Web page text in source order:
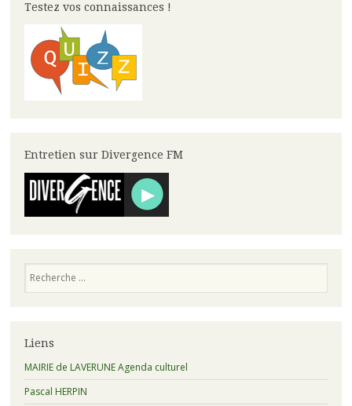
Testez vos connaissances !
Entretien sur Divergence FM
Liens
MAIRIE de LAVERUNE Agenda culturel
Pascal HERPIN